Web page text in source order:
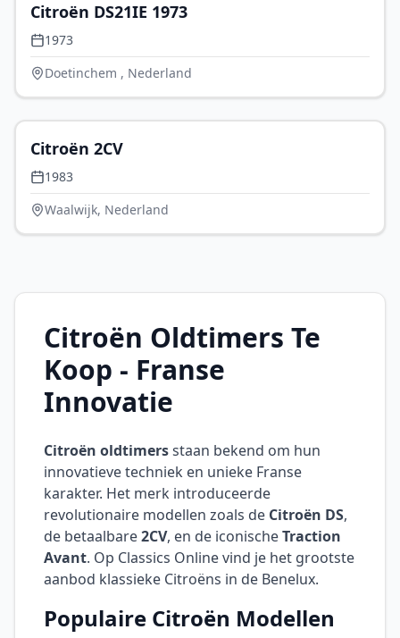
Citroën DS21IE 1973
1973
Doetinchem , Nederland
Citroën 2CV
1983
Waalwijk, Nederland
Citroën Oldtimers Te
Koop - Franse
Innovatie
Citroën oldtimersstaan bekend om hun
innovatieve techniek en unieke Franse
karakter. Het merk introduceerde
revolutionaire modellen zoals de Citroën DS,
de betaalbare2CV, en de iconischeTraction
Avant. Op Classics Online vind je het grootste
aanbod klassieke Citroëns in de Benelux.
Populaire Citroën Modellen